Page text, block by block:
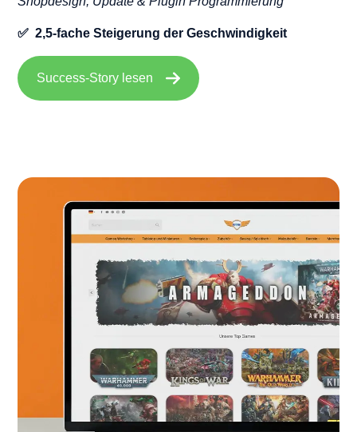
✅ 2,5-fache Steigerung der Geschwindigkeit
Success-Story lesen